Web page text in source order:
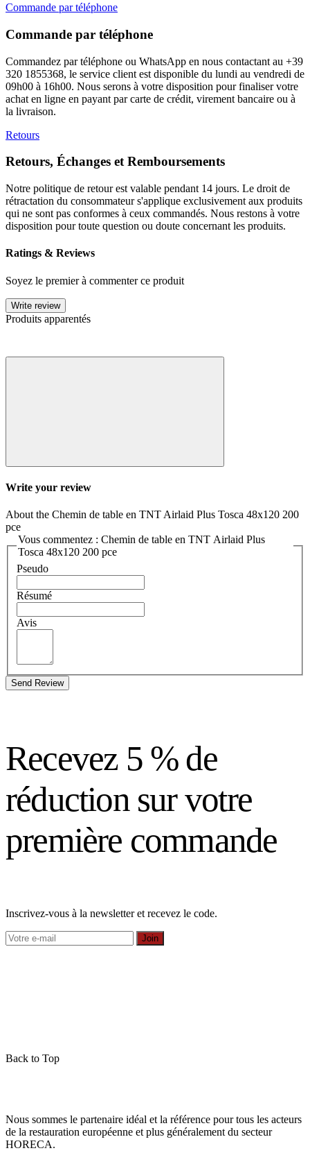
Commande par téléphone
Commande par téléphone
Commandez par téléphone ou WhatsApp en nous contactant au +39
320 1855368, le service client est disponible du lundi au vendredi de
09h00 à 16h00. Nous serons à votre disposition pour finaliser votre
achat en ligne en payant par carte de crédit, virement bancaire ou à
la livraison.
Retours
Retours, Échanges et Remboursements
Notre politique de retour est valable pendant 14 jours. Le droit de
rétractation du consommateur s'applique exclusivement aux produits
qui ne sont pas conformes à ceux commandés. Nous restons à votre
disposition pour toute question ou doute concernant les produits.
Ratings & Reviews
Soyez le premier à commenter ce produit
Write review
Produits apparentés
Write your review
About the Chemin de table en TNT Airlaid Plus Tosca 48x120 200
pce
Vous commentez : Chemin de table en TNT Airlaid Plus
Tosca 48x120 200 pce
Pseudo
Résumé
Avis
Send Review
Recevez 5 % de
réduction sur votre
première commande
Inscrivez-vous à la newsletter et recevez le code.
Join
Back to Top
Nous sommes le partenaire idéal et la référence pour tous les acteurs
de la restauration européenne et plus généralement du secteur
HORECA.